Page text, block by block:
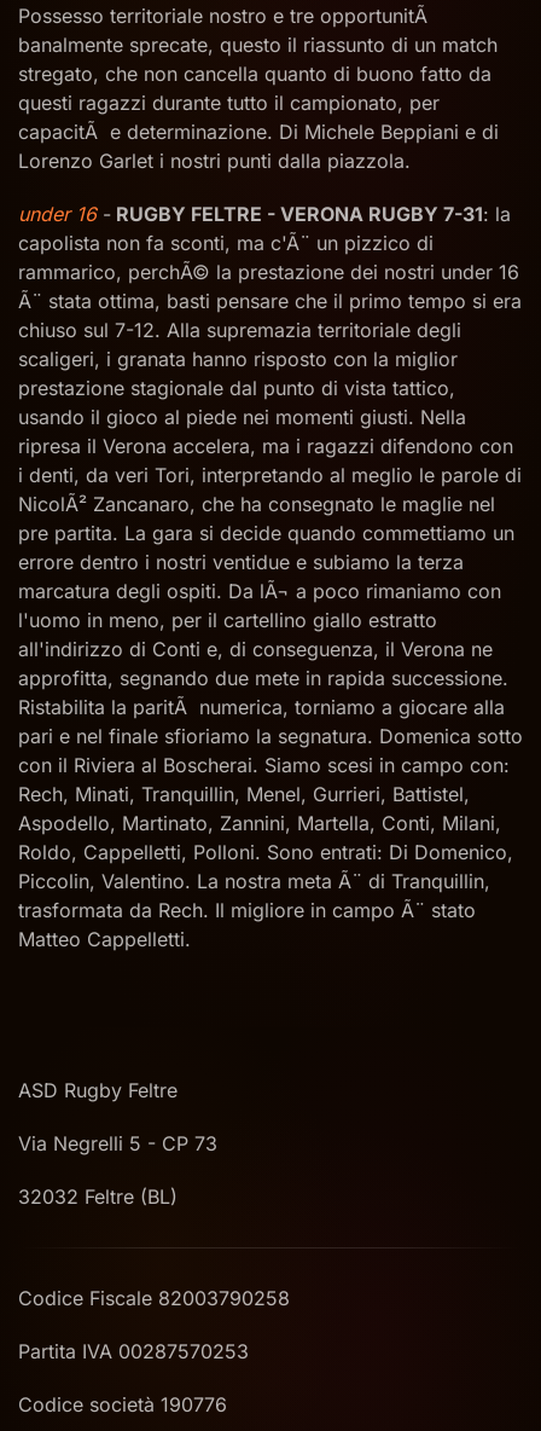
Possesso territoriale nostro e tre opportunitÃ
banalmente sprecate, questo il riassunto di un match
stregato, che non cancella quanto di buono fatto da
questi ragazzi durante tutto il campionato, per
capacitÃ e determinazione. Di Michele Beppiani e di
Lorenzo Garlet i nostri punti dalla piazzola.
under 16- RUGBY FELTRE - VERONA RUGBY 7-31: la
capolista non fa sconti, ma c'Ã¨ un pizzico di
rammarico, perchÃ© la prestazione dei nostri under 16
Ã¨ stata ottima, basti pensare che il primo tempo si era
chiuso sul 7-12. Alla supremazia territoriale degli
scaligeri, i granata hanno risposto con la miglior
prestazione stagionale dal punto di vista tattico,
usando il gioco al piede nei momenti giusti. Nella
ripresa il Verona accelera, ma i ragazzi difendono con
i denti, da veri Tori, interpretando al meglio le parole di
NicolÃ² Zancanaro, che ha consegnato le maglie nel
pre partita. La gara si decide quando commettiamo un
errore dentro i nostri ventidue e subiamo la terza
marcatura degli ospiti. Da lÃ¬ a poco rimaniamo con
l'uomo in meno, per il cartellino giallo estratto
all'indirizzo di Conti e, di conseguenza, il Verona ne
approfitta, segnando due mete in rapida successione.
Ristabilita la paritÃ numerica, torniamo a giocare alla
pari e nel finale sfioriamo la segnatura. Domenica sotto
con il Riviera al Boscherai. Siamo scesi in campo con:
Rech, Minati, Tranquillin, Menel, Gurrieri, Battistel,
Aspodello, Martinato, Zannini, Martella, Conti, Milani,
Roldo, Cappelletti, Polloni. Sono entrati: Di Domenico,
Piccolin, Valentino. La nostra meta Ã¨ di Tranquillin,
trasformata da Rech. Il migliore in campo Ã¨ stato
Matteo Cappelletti.
ASD Rugby Feltre
Via Negrelli 5 - CP 73
32032 Feltre (BL)
Codice Fiscale 82003790258
Partita IVA 00287570253
Codice società 190776